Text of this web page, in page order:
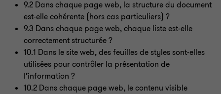
9.2 Dans chaque page web, la structure du document
est-elle cohérente (hors cas particuliers) ?
9.3 Dans chaque page web, chaque liste est-elle
correctement structurée?
10.1 Dans le site web, des feuilles de styles sont-elles
utilisées pour contrôler la présentation de
l’information ?
10.2 Dans chaque page web, le contenu visible